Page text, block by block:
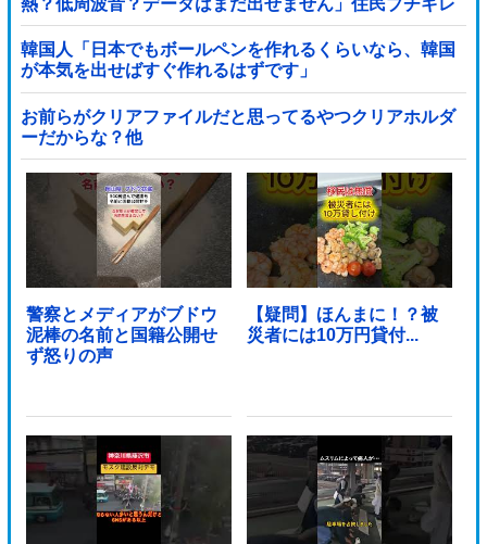
韓国人「日本でもボールペンを作れるくらいなら、韓国
が本気を出せばすぐ作れるはずです」
お前らがクリアファイルだと思ってるやつクリアホルダ
ーだからな？他
警察とメディアがブドウ
泥棒の名前と国籍公開せ
ず怒りの声
【疑問】ほんまに！？被
災者には10万円貸付...